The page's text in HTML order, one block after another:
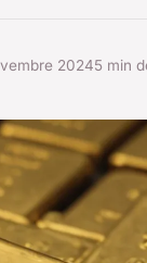
20245 min